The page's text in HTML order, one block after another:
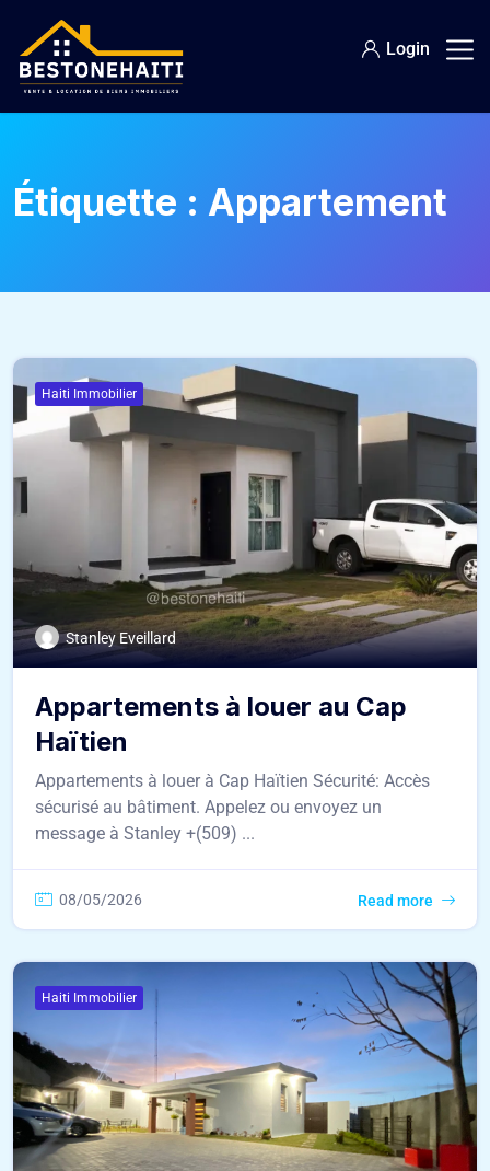
Login
Étiquette : Appartement
Haiti Immobilier
Stanley Eveillard
Appartements à louer au Cap
Haïtien
Appartements à louer à Cap Haïtien Sécurité: Accès
sécurisé au bâtiment. Appelez ou envoyez un
message à Stanley +(509) ...
08/05/2026 Read more
Haiti Immobilier